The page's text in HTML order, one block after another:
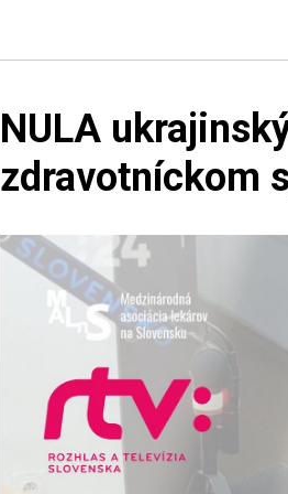
NULA
zdravotníckom